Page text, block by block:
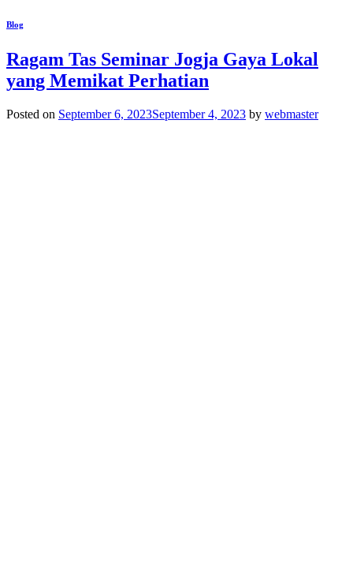
Blog
Ragam Tas Seminar Jogja Gaya Lokal
yang Memikat Perhatian
Posted on September 6, 2023September 4, 2023 by webmaster